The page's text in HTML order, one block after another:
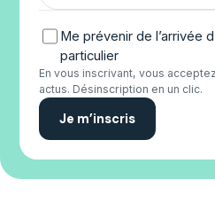
Me prévenir de l’arrivée
particulier
En vous inscrivant, vous
actus. Désinscription en un clic.
Je m’inscris